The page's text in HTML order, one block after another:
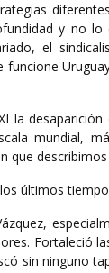
y no
el
funcione
la
mundial,
que
últimos
Fortaleció
sin ninguno